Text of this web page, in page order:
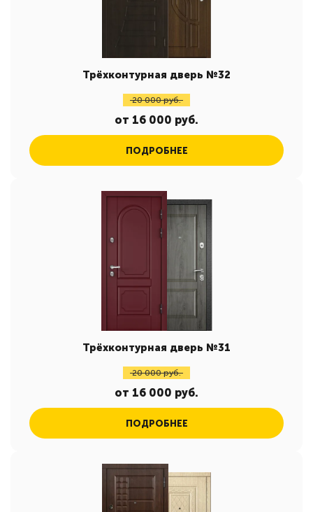
Трёхконтурная дверь №32
20 000 руб.
от 16 000 руб.
ПОДРОБНЕЕ
Трёхконтурная дверь №31
20 000 руб.
от 16 000 руб.
ПОДРОБНЕЕ